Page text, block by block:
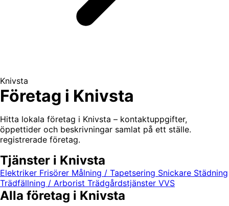
Knivsta
Företag i Knivsta
Hitta lokala företag i Knivsta – kontaktuppgifter,
öppettider och beskrivningar samlat på ett ställe.
registrerade företag.
Tjänster i Knivsta
Elektriker Frisörer Målning / Tapetsering Snickare Städning
Trädfällning / Arborist Trädgårdstjänster VVS
Alla företag i Knivsta